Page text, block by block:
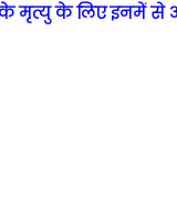
के मृत्यु के लिए इनमें से